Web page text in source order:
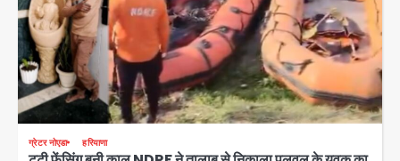
ग्रेटर नोएडा हरियाणा